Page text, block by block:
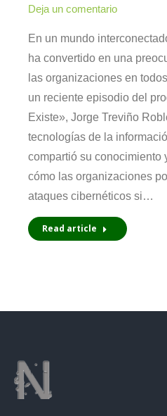
Deja un comentario
En un mundo
ha convertido en una
las organizaciones en
un reciente episodio del
Existe», Jorge Treviño
tecnologías de la
compartió su conocimiento
cómo las organizaciones
ataques cibernéticos si…
Read article